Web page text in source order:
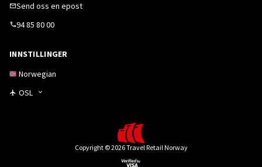
Send oss en epost
94 85 80 00
INNSTILLINGER
Norwegian
OSL
Copyright © 2026 Travel Retail Norway